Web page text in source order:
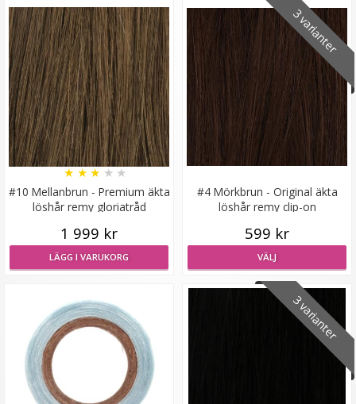
Löshårsförvaring med galge / Hair Case
★★ ★ ★
149 kr
#10 Mellanbrun - Premium äkta
löshår remy gloriatråd
★ ★ ★ ★ ★
1 999 kr
LÄGG I VARUKORG
3 varianter
#4 Mörkbrun - Original äkta
löshår remy clip-on
599 kr
VÄLJ
3 varianter